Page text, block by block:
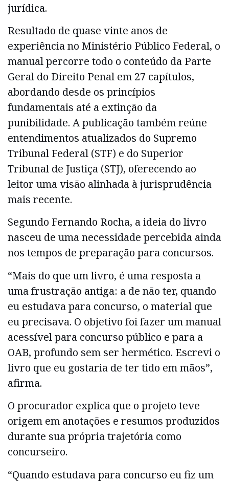
jurídica.
Resultado de quase vinte anos de
experiência no Ministério Público Federal, o
manual percorre todo o conteúdo da Parte
Geral do Direito Penal em 27 capítulos,
abordando desde os princípios
fundamentais até a extinção da
punibilidade. A publicação também reúne
entendimentos atualizados do Supremo
Tribunal Federal (STF) e do Superior
Tribunal de Justiça (STJ), oferecendo ao
leitor uma visão alinhada à jurisprudência
mais recente.
Segundo Fernando Rocha, a ideia do livro
nasceu de uma necessidade percebida ainda
nos tempos de preparação para concursos.
“Mais do que um livro, é uma resposta a
uma frustração antiga: a de não ter, quando
eu estudava para concurso, o material que
eu precisava. O objetivo foi fazer um manual
acessível para concurso público e para a
OAB, profundo sem ser hermético. Escrevi o
livro que eu gostaria de ter tido em mãos”,
afirma.
O procurador explica que o projeto teve
origem em anotações e resumos produzidos
durante sua própria trajetória como
concurseiro.
“Quando estudava para concurso eu fiz um